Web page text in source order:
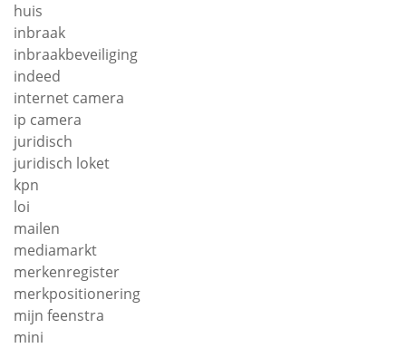
huis
inbraak
inbraakbeveiliging
indeed
internet camera
ip camera
juridisch
juridisch loket
kpn
loi
mailen
mediamarkt
merkenregister
merkpositionering
mijn feenstra
mini